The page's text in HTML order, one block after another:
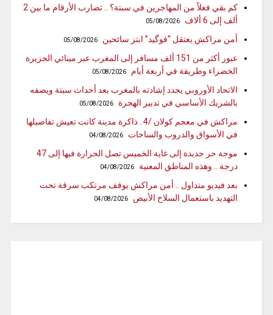
كم بقي فعلاً من المهاجرين في سبتة؟ .. تضارب الأرقام ما بين 2
ألف إلى 6 ألاف
05/08/2026
أمن مراكش يعتقل “فوگيد” ابتز سائحين 05/08/2026
عبور أكثر من 151 ألف مسافر إلى المغرب عبر مينائي الجزيرة
الخضراء وطريفة في أربعة أيام
05/08/2026
الاتحاد الأوروبي يجدد إشادته بالمغرب بعد أحداث سبتة ويصفه
بالشريك الأساسي في تدبير الهجرة
05/08/2026
مراكش في معجم كولان /4.. ذاكرة مدينة كانت تعيش تفاصيلها
في الأسواق والدروب والساحات
04/08/2026
موجة حر جديدة إلى غاية الخميس تصل الحرارة فيها إلى 47
درجة .. وهذه المناطق المعنية
04/08/2026
بعد فيديو متداول .. أمن مراكش يوقف مرتكب سرقة تحت
التهديد باستعمال السلاح الأبيض
04/08/2026